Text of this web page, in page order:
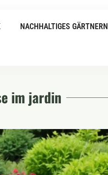
NACHHALTIGES GÄRTNERN
im jardin